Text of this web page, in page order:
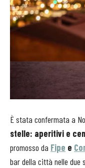
È stata confermata a
stelle: aperitivi e
promosso da Fipe e
bar della città nelle due